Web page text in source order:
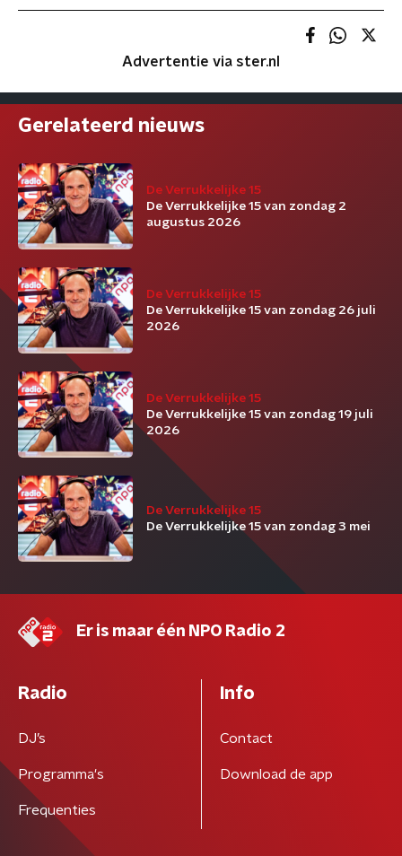
Advertentie via ster.nl
Gerelateerd nieuws
De Verrukkelijke 15
De Verrukkelijke 15 van zondag 2
augustus 2026
De Verrukkelijke 15
De Verrukkelijke 15 van zondag 26 juli
2026
De Verrukkelijke 15
De Verrukkelijke 15 van zondag 19 juli
2026
De Verrukkelijke 15
De Verrukkelijke 15 van zondag 3 mei
Er is maar één NPO Radio 2
Radio
DJ’s
Programma's
Frequenties
Info
Contact
Download de app